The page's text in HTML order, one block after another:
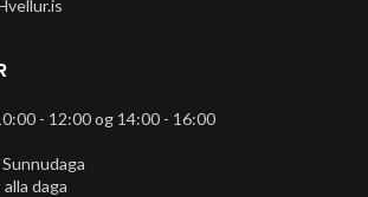
- 12:00 og 14:00 - 16:00
daga